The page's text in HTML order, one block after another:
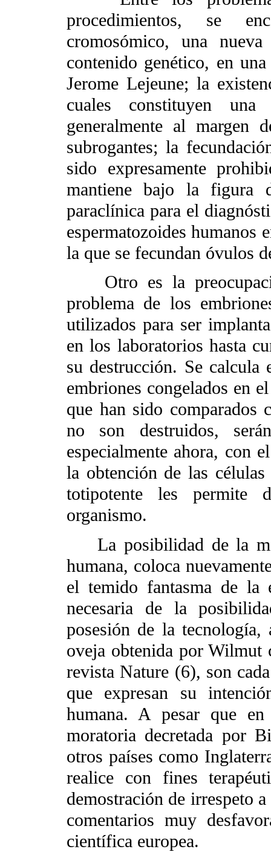
procedimientos, se
cromosómico, una
contenido genético, en
Jerome Lejeune; la
cuales constituyen
generalmente al margen
subrogantes; la
sido expresamente
mantiene bajo la figura
paraclínica para el
espermatozoides humanos
la que se fecundan óvulos
Otro es la
problema de los
utilizados para ser
en los laboratorios hasta
su destrucción. Se
embriones congelados en
que han sido comparados
no son destruidos,
especialmente ahora, con
la obtención de las células
totipotente les
organismo.
La posibilidad de la
humana, coloca
el temido fantasma de la
necesaria de la
posesión de la
oveja obtenida por Wilmut
revista Nature (6), son
que expresan su
humana. A pesar que
moratoria decretada por
otros países como
realice con fines
demostración de irrespeto
comentarios muy
científica europea.